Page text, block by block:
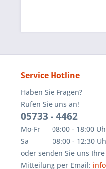
Service Hotline
Haben Sie Fragen?
Rufen Sie uns an!
05733 - 4462
Mo-Fr 08:00 - 18:00
Sa 08:00 - 12:30
oder senden Sie uns
Mitteilung per Email: